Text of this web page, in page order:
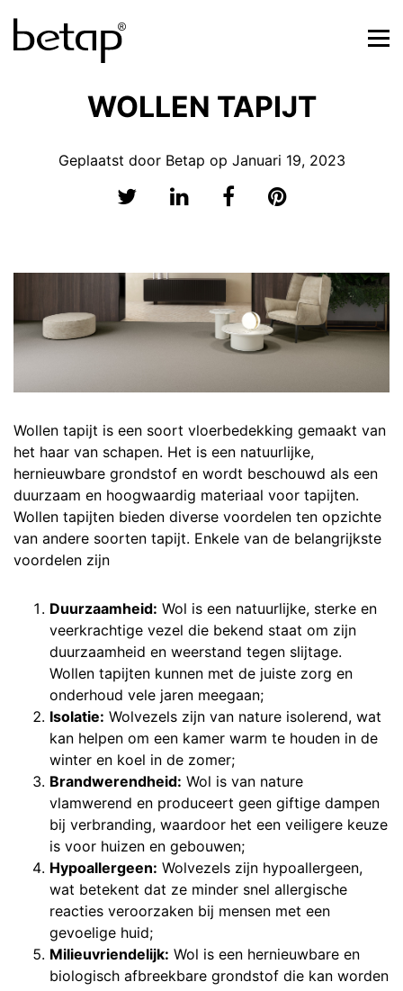
WOLLEN TAPIJT
Geplaatst door Betap op Januari 19, 2023
Wollen tapijt is een soort vloerbedekking gemaakt van
het haar van schapen. Het is een natuurlijke,
hernieuwbare grondstof en wordt beschouwd als een
duurzaam en hoogwaardig materiaal voor tapijten.
Wollen tapijten bieden diverse voordelen ten opzichte
van andere soorten tapijt. Enkele van de belangrijkste
voordelen zijn
Duurzaamheid: Wol is een natuurlijke, sterke en
veerkrachtige vezel die bekend staat om zijn
duurzaamheid en weerstand tegen slijtage.
Wollen tapijten kunnen met de juiste zorg en
onderhoud vele jaren meegaan;
Isolatie: Wolvezels zijn van nature isolerend, wat
kan helpen om een kamer warm te houden in de
winter en koel in de zomer;
Brandwerendheid: Wol is van nature
vlamwerend en produceert geen giftige dampen
bij verbranding, waardoor het een veiligere keuze
is voor huizen en gebouwen;
Hypoallergeen: Wolvezels zijn hypoallergeen,
wat betekent dat ze minder snel allergische
reacties veroorzaken bij mensen met een
gevoelige huid;
Milieuvriendelijk: Wol is een hernieuwbare en
biologisch afbreekbare grondstof die kan worden